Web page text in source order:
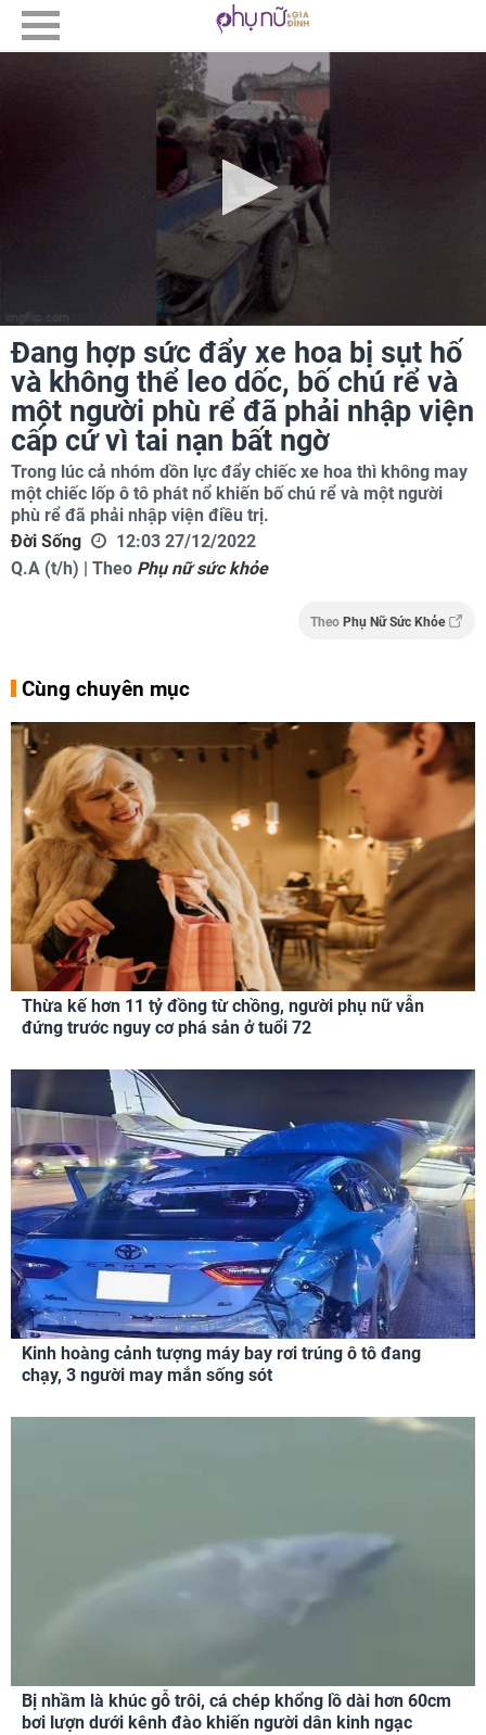
Đang hợp sức đẩy xe hoa bị sụt hố
và không thể leo dốc, bố chú rể và
một người phù rể đã phải nhập viện
cấp cứ vì tai nạn bất ngờ
Trong lúc cả nhóm dồn lực đẩy chiếc xe hoa thì không may
một chiếc lốp ô tô phát nổ khiến bố chú rể và một người
phù rể đã phải nhập viện điều trị.
Đời Sống
12:03 27/12/2022
Q.A (t/h) | Theo Phụ nữ sức khỏe
Theo Phụ Nữ Sức Khỏe
Cùng chuyên mục
Thừa kế hơn 11 tỷ đồng từ chồng, người phụ nữ vẫn
đứng trước nguy cơ phá sản ở tuổi 72
Kinh hoàng cảnh tượng máy bay rơi trúng ô tô đang
chạy, 3 người may mắn sống sót
Bị nhầm là khúc gỗ trôi, cá chép khổng lồ dài hơn 60cm
bơi lượn dưới kênh đào khiến người dân kinh ngạc